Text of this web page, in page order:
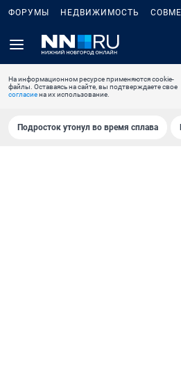
ФОРУМЫ НЕДВИЖИМОСТЬ
На информационном ресурсе применяются cookie-
файлы. Оставаясь на сайте, вы подтверждаете свое
согласиена их использование.
Подросток утонул во время сплава